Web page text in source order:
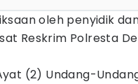
oleh penyidik
Reskrim Polresta
(2) Undang-